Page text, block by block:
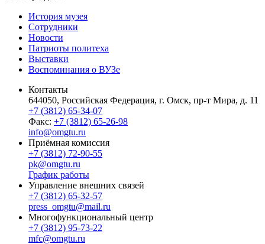
История музея
Сотрудники
Новости
Патриоты политеха
Выставки
Воспоминания о ВУЗе
Контакты
644050, Российская Федерация, г. Омск, пр-т Мира, д. 11
+7 (3812) 65-34-07
Факс: +7 (3812) 65-26-98
info@omgtu.ru
Приёмная комиссия
+7 (3812) 72-90-55
pk@omgtu.ru
График работы
Управление внешних связей
+7 (3812) 65-32-57
press_omgtu@mail.ru
Многофункциональный центр
+7 (3812) 95-73-22
mfc@omgtu.ru